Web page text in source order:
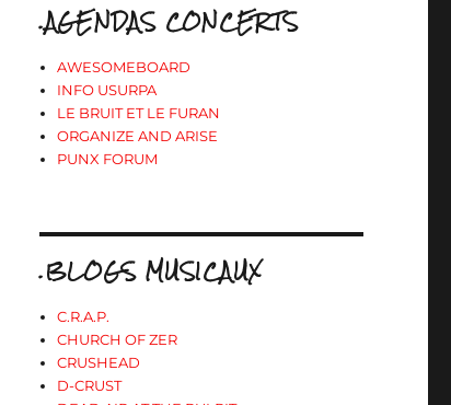
.AGENDAS CONCERTS
AWESOMEBOARD
INFO USURPA
LE BRUIT ET LE FURAN
ORGANIZE AND ARISE
PUNX FORUM
.BLOGS MUSICAUX
C.R.A.P.
CHURCH OF ZER
CRUSHEAD
D-CRUST